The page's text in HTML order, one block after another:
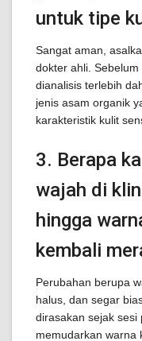
untuk tipe
Sangat aman,
dokter ahli.
dianalisis terlebih
jenis asam organik
karakteristik kulit
3. Berapa
wajah di
hingga
kembali
Perubahan berupa
halus, dan segar
dirasakan sejak
memudarkan warna